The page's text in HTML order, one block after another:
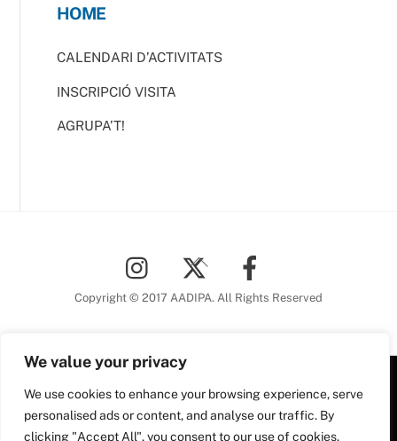
We value your privacy
We use cookies to enhance your browsing experience, serve
personalised ads or content, and analyse our traffic. By
clicking "Accept All", you consent to our use of cookies.
HOME
CALENDARI D’ACTIVITATS
INSCRIPCIÓ VISITA
AGRUPA’T!
To
Top
Copyright © 2017 AADIPA. All Rights Reserved
Plaça Nova, 5 6a planta
08002 Barcelona